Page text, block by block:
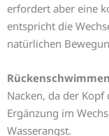
erfordert aber eine
entspricht die
natürlichen
Nacken, da der
Ergänzung im
Wasserangst.